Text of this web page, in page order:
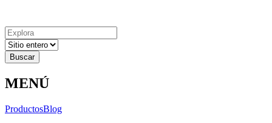
Resultados
para
MENÚ
ProductosBlog